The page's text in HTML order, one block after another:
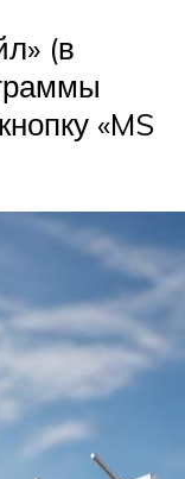
(в
«MS